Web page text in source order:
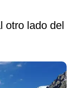
otro lado del